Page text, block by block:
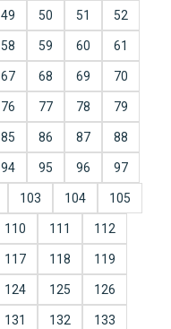
49 50 51 52
58 59 60 61
67 68 69 70
76 77 78 79
85 86 87 88
94 95 96 97
103 104 105
110 111 112
117 118 119
124 125 126
131 132 133